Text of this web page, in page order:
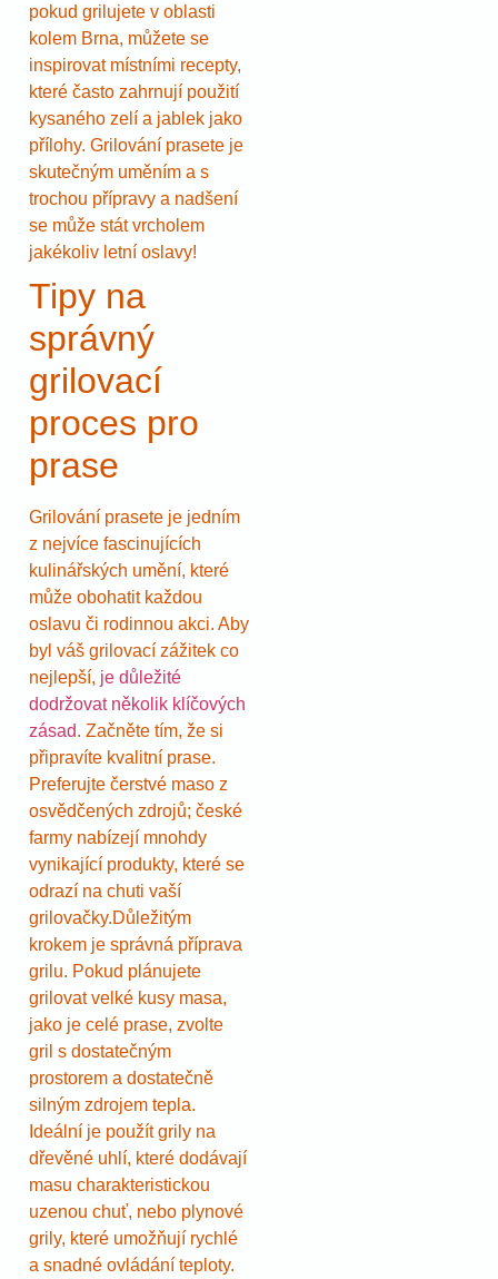
pokud grilujete v oblasti
kolem Brna, můžete se
inspirovat místními recepty,
které často zahrnují použití
kysaného zelí a jablek jako
přílohy. Grilování prasete je
skutečným uměním a s
trochou přípravy a nadšení
se může stát vrcholem
jakékoliv letní oslavy!
Tipy na
správný
grilovací
proces pro
prase
Grilování prasete je jedním
z nejvíce fascinujících
kulinářských umění, které
může obohatit každou
oslavu či rodinnou akci. Aby
byl váš grilovací zážitek co
nejlepší, je důležité
dodržovat několik klíčových
zásad. Začněte tím, že si
připravíte kvalitní prase.
Preferujte čerstvé maso z
osvědčených zdrojů; české
farmy nabízejí mnohdy
vynikající produkty, které se
odrazí na chuti vaší
grilovačky.Důležitým
krokem je správná příprava
grilu. Pokud plánujete
grilovat velké kusy masa,
jako je celé prase, zvolte
gril s dostatečným
prostorem a dostatečně
silným zdrojem tepla.
Ideální je použít grily na
dřevěné uhlí, které dodávají
masu charakteristickou
uzenou chuť, nebo plynové
grily, které umožňují rychlé
a snadné ovládání teploty.